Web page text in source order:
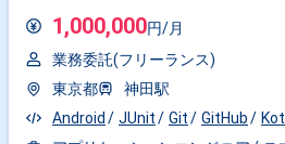
1,000,000円/月
業務委託(フリーランス)
東京都
神田駅
Android
JUnit Git GitHub